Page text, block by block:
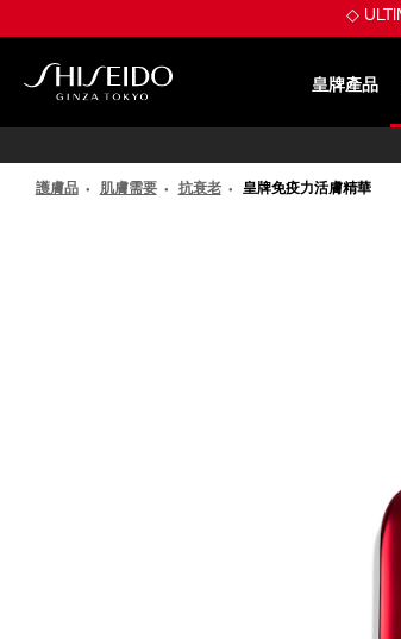
至
皇牌產品
護膚品 肌膚需要 抗衰老 皇牌免疫力活膚精華